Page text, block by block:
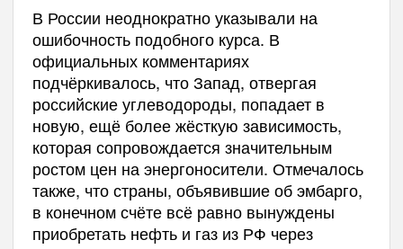
В России неоднократно указывали на
ошибочность подобного курса. В
официальных комментариях
подчёркивалось, что Запад, отвергая
российские углеводороды, попадает в
новую, ещё более жёсткую зависимость,
которая сопровождается значительным
ростом цен на энергоносители. Отмечалось
также, что страны, объявившие об эмбарго,
в конечном счёте всё равно вынуждены
приобретать нефть и газ из РФ через